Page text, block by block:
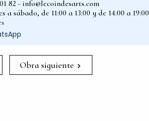
82 - info@lecoindesarts.com
a sábado, de 11:00 a 13:00 y de 14:00 a 19:00
Obra siguiente